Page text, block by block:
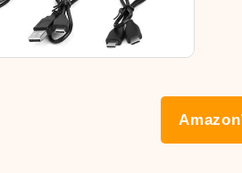
Amazon